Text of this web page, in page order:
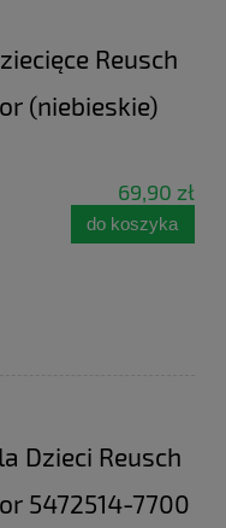
Reusch
(niebieskie)
69,90 zł
do koszyka
Dzieci Reusch
5472514-7700